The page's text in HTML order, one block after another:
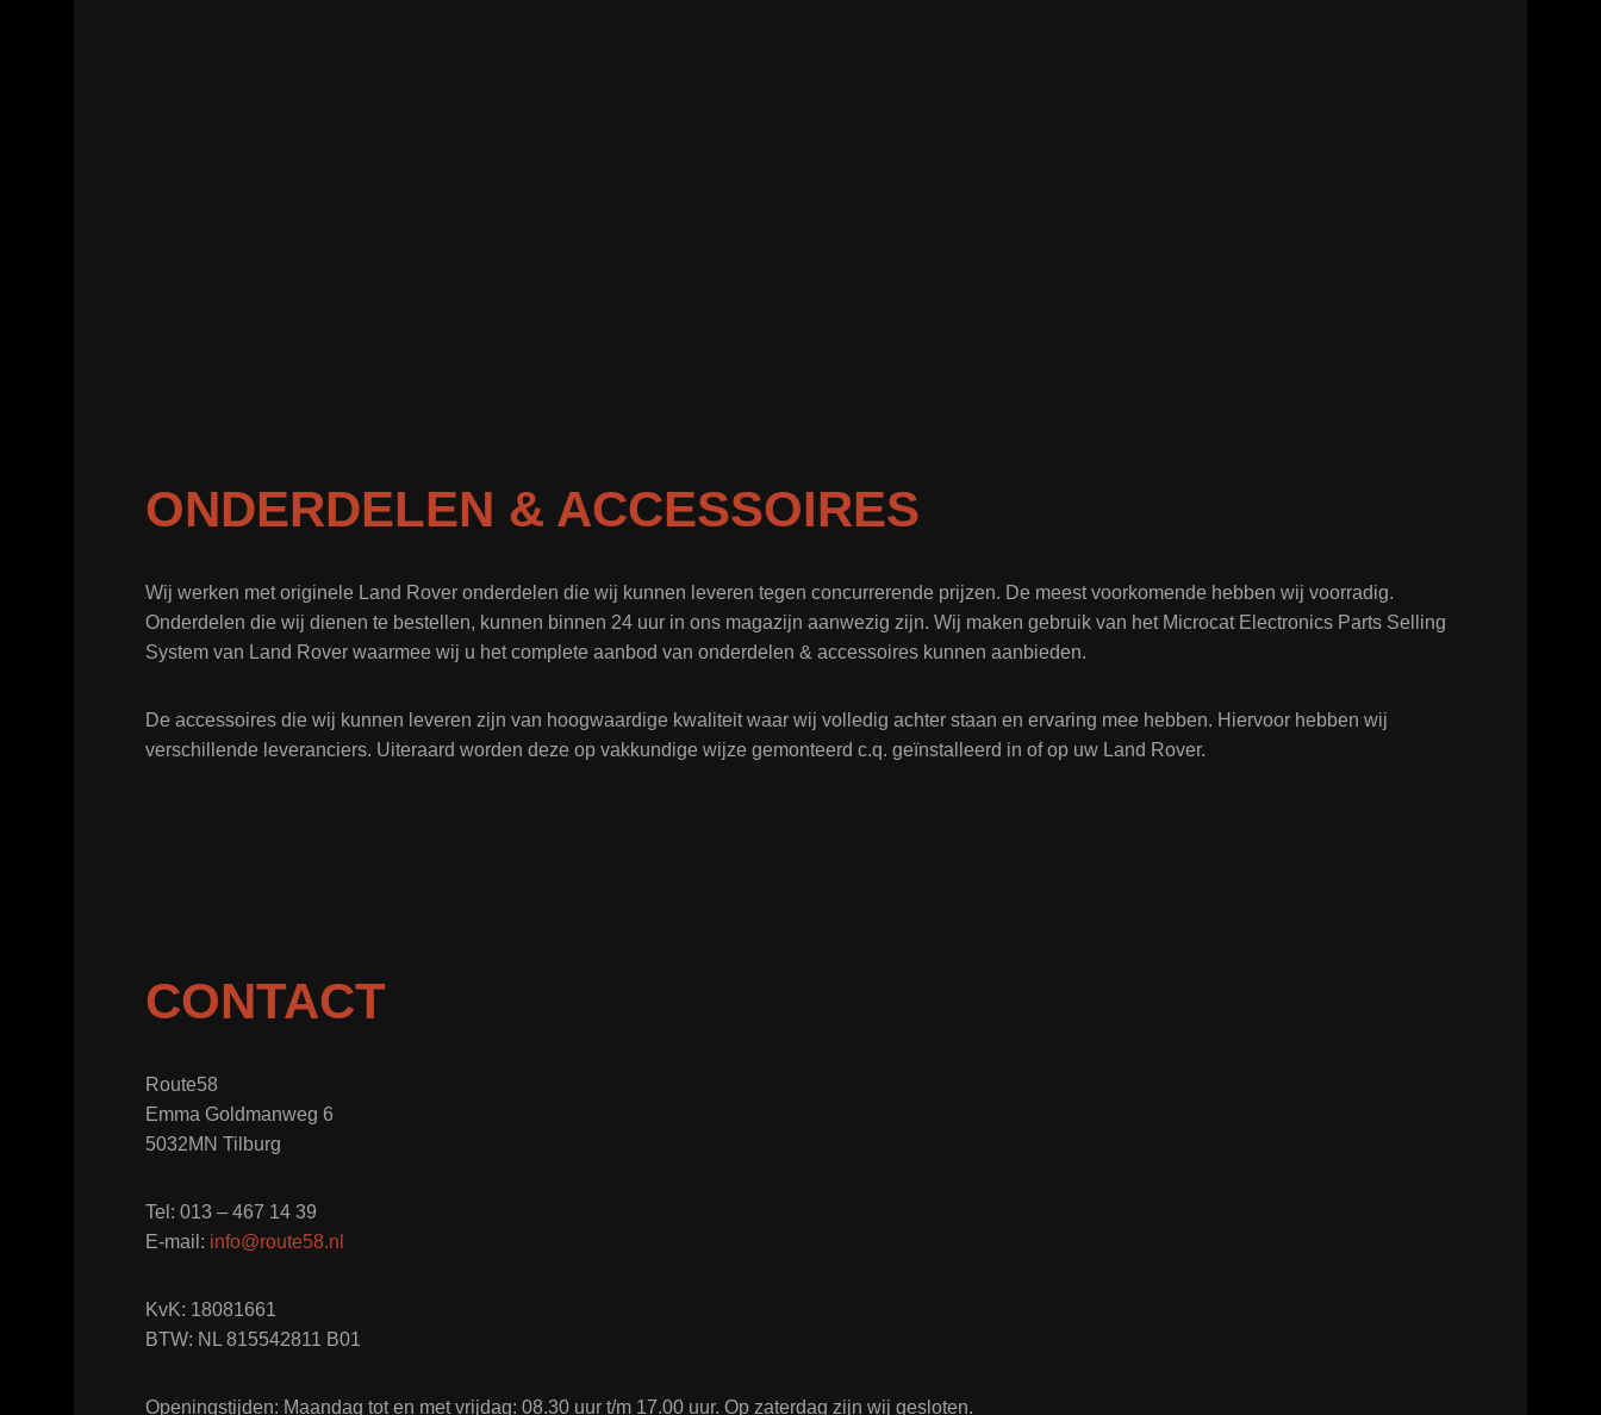
ONDERDELEN & ACCESSOIRES
Wij werken met originele Land Rover onderdelen die wij kunnen leveren tegen concurrerende prijzen. De meest voorkomende hebben wij voorradig.
Onderdelen die wij dienen te bestellen, kunnen binnen 24 uur in ons magazijn aanwezig zijn. Wij maken gebruik van het Microcat Electronics Parts Selling
System van Land Rover waarmee wij u het complete aanbod van onderdelen & accessoires kunnen aanbieden.
De accessoires die wij kunnen leveren zijn van hoogwaardige kwaliteit waar wij volledig achter staan en ervaring mee hebben. Hiervoor hebben wij
verschillende leveranciers. Uiteraard worden deze op vakkundige wijze gemonteerd c.q. geïnstalleerd in of op uw Land Rover.
CONTACT
Route58
Emma Goldmanweg 6
5032MN Tilburg
Tel: 013 – 467 14 39
E-mail: info@route58.nl
KvK: 18081661
BTW: NL 815542811 B01
Openingstijden: Maandag tot en met vrijdag: 08.30 uur t/m 17.00 uur. Op zaterdag zijn wij gesloten.